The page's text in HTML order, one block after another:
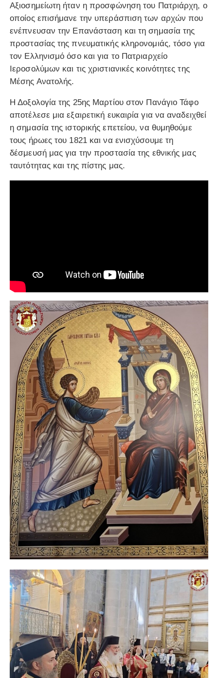
Αξιοσημείωτη ήταν η προσφώνηση του Πατριάρχη, ο
οποίος επισήμανε την υπεράσπιση των αρχών που
ενέπνευσαν την Επανάσταση και τη σημασία της
προστασίας της πνευματικής κληρονομιάς, τόσο για
τον Ελληνισμό όσο και για το Πατριαρχείο
Ιεροσολύμων και τις χριστιανικές κοινότητες της
Μέσης Ανατολής.
Η Δοξολογία της 25ης Μαρτίου στον Πανάγιο Τάφο
αποτέλεσε μια εξαιρετική ευκαιρία για να αναδειχθεί
η σημασία της ιστορικής επετείου, να θυμηθούμε
τους ήρωες του 1821 και να ενισχύσουμε τη
δέσμευσή μας για την προστασία της εθνικής μας
ταυτότητας και της πίστης μας.